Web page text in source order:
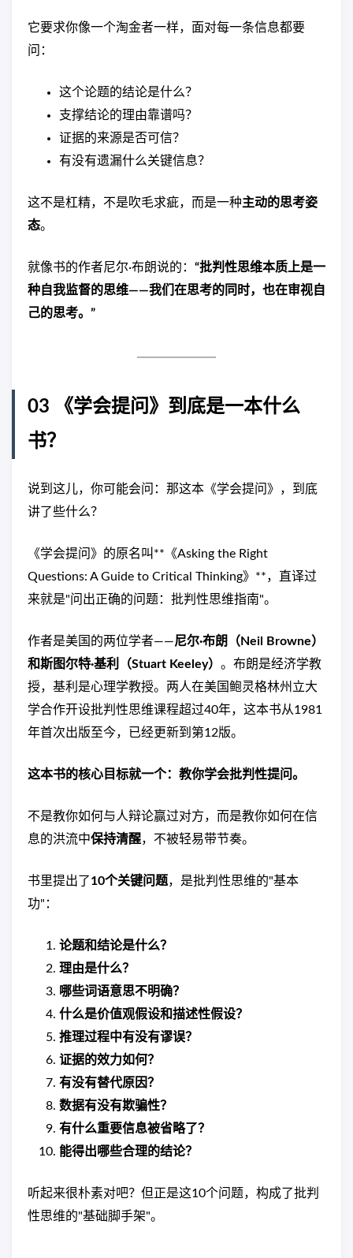
它要求你像一个淘金者一样，面对每一条信息都要
问：
这个论题的结论是什么？
支撑结论的理由靠谱吗？
证据的来源是否可信？
有没有遗漏什么关键信息？
这不是杠精，不是吹毛求疵，而是一种主动的思考姿
态。
就像书的作者尼尔·布朗说的： “批判性思维本质上是一
种自我监督的思维——我们在思考的同时，也在审视自
己的思考。”
03 《学会提问》到底是一本什么
书？
说到这儿，你可能会问：那这本《学会提问》，到底
讲了些什么？
《学会提问》的原名叫**《Asking the Right
Questions: A Guide to Critical Thinking》**，直译过
来就是"问出正确的问题：批判性思维指南"。
作者是美国的两位学者——尼尔·布朗（Neil Browne）
和斯图尔特·基利（Stuart Keeley） 。布朗是经济学教
授，基利是心理学教授。两人在美国鲍灵格林州立大
学合作开设批判性思维课程超过40年，这本书从1981
年首次出版至今，已经更新到第12版。
这本书的核心目标就一个：教你学会批判性提问。
不是教你如何与人辩论赢过对方，而是教你如何在信
息的洪流中保持清醒，不被轻易带节奏。
书里提出了 10个关键问题，是批判性思维的"基本
功"：
论题和结论是什么？
理由是什么？
哪些词语意思不明确？
什么是价值观假设和描述性假设？
推理过程中有没有谬误？
证据的效力如何？
有没有替代原因？
数据有没有欺骗性？
有什么重要信息被省略了？
能得出哪些合理的结论？
听起来很朴素对吧？但正是这10个问题，构成了批判
性思维的"基础脚手架"。